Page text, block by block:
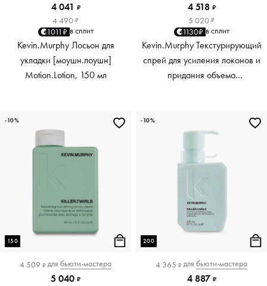
4 041 ₽
4 490 ₽
1011₽ в сплит
Kevin.Murphy Лосьон для
укладки [моушн.лоушн]
Motion.Lotion, 150 мл
4 518 ₽
5 020 ₽
1130₽ в сплит
Kevin.Murphy Текстурирующий
спрей для усиления локонов и
придания объема
150
4 509 ₽ для бьюти-мастера
5 040 ₽
-10%
200
4 365 ₽ для бьюти-мастера
4 887 ₽
-10%